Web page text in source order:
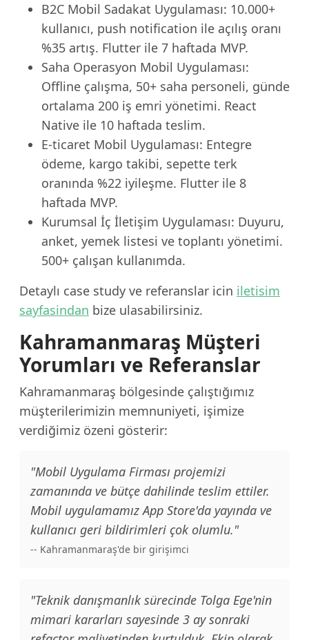
B2C Mobil Sadakat Uygulaması: 10.000+
kullanıcı, push notification ile açılış oranı
%35 artış. Flutter ile 7 haftada MVP.
Saha Operasyon Mobil Uygulaması:
Offline çalışma, 50+ saha personeli, günde
ortalama 200 iş emri yönetimi. React
Native ile 10 haftada teslim.
E-ticaret Mobil Uygulaması: Entegre
ödeme, kargo takibi, sepette terk
oranında %22 iyileşme. Flutter ile 8
haftada MVP.
Kurumsal İç İletişim Uygulaması: Duyuru,
anket, yemek listesi ve toplantı yönetimi.
500+ çalışan kullanımda.
Detaylı case study ve referanslar icin iletisim
sayfasindan bize ulasabilirsiniz.
Kahramanmaraş Müşteri
Yorumları ve Referanslar
Kahramanmaraş bölgesinde çalıştığımız
müşterilerimizin memnuniyeti, işimize
verdiğimiz özeni gösterir:
"Mobil Uygulama Firması projemizi
zamanında ve bütçe dahilinde teslim ettiler.
Mobil uygulamamız App Store'da yayında ve
kullanıcı geri bildirimleri çok olumlu."
-- Kahramanmaraş'de bir girişimci
"Teknik danışmanlık sürecinde Tolga Ege'nin
mimari kararları sayesinde 3 ay sonraki